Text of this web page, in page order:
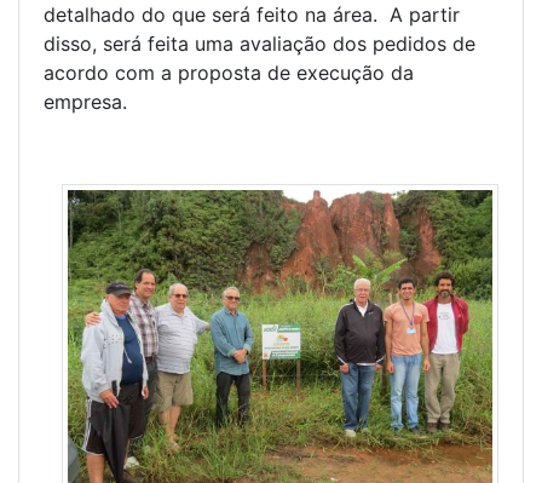
detalhado do que será feito na área. A partir
disso, será feita uma avaliação dos pedidos de
acordo com a proposta de execução da
empresa.